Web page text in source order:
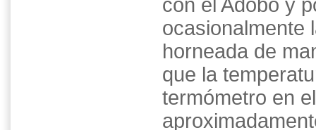
con el Adobo y
ocasionalmente
horneada de
que la
termómetro en